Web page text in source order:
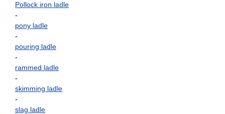
Pollock iron ladle
-
pony ladle
-
pouring ladle
-
rammed ladle
-
skimming ladle
-
slag ladle